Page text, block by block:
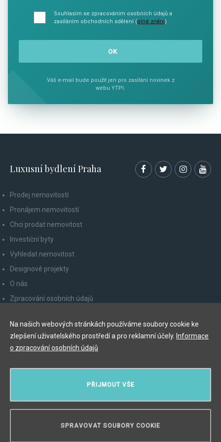
Souhlasím se zpracováním osobních údajů a
zasíláním obchodních sdělení (plné znění)
Váš e-mail bude použit jen pro zasílání novinek z
webu YTPI.
Luxusní bydlení Praha
Prodej nemovitostí
Pronájem nemovitostí
Chci prodat nemovitost
Investiční byty
Vyhledat nemovitost
Designové projekty
O nás
Zpracování osobních údajů
Odhlášení z newsletteru
Myslíková 245/3, 110 00 Praha 1
PŘIJMOUT VŠE
SPRAVOVAT SOUBORY COOKIE
Na našich webových stránkách používáme soubory cookie ke
zlepšení uživatelského prostředí a pro reklamní účely. Informace
o zpracování osobních údajů